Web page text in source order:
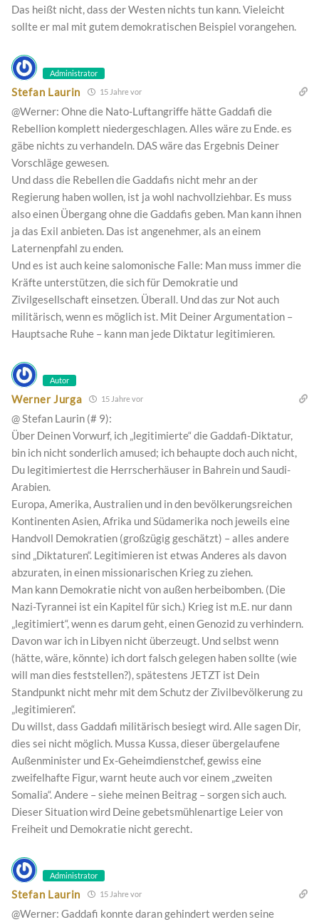
Das heißt nicht, dass der Westen nichts tun kann. Vieleicht
sollte er mal mit gutem demokratischen Beispiel vorangehen.
Administrator
Stefan Laurin 15 Jahre vor
@Werner: Ohne die Nato-Luftangriffe hätte Gaddafi die
Rebellion komplett niedergeschlagen. Alles wäre zu Ende. es
gäbe nichts zu verhandeln. DAS wäre das Ergebnis Deiner
Vorschläge gewesen.
Und dass die Rebellen die Gaddafis nicht mehr an der
Regierung haben wollen, ist ja wohl nachvollziehbar. Es muss
also einen Übergang ohne die Gaddafis geben. Man kann ihnen
ja das Exil anbieten. Das ist angenehmer, als an einem
Laternenpfahl zu enden.
Und es ist auch keine salomonische Falle: Man muss immer die
Kräfte unterstützen, die sich für Demokratie und
Zivilgesellschaft einsetzen. Überall. Und das zur Not auch
militärisch, wenn es möglich ist. Mit Deiner Argumentation –
Hauptsache Ruhe – kann man jede Diktatur legitimieren.
Autor
Werner Jurga 15 Jahre vor
@ Stefan Laurin (# 9):
Über Deinen Vorwurf, ich „legitimierte“ die Gaddafi-Diktatur,
bin ich nicht sonderlich amused; ich behaupte doch auch nicht,
Du legitimiertest die Herrscherhäuser in Bahrein und Saudi-
Arabien.
Europa, Amerika, Australien und in den bevölkerungsreichen
Kontinenten Asien, Afrika und Südamerika noch jeweils eine
Handvoll Demokratien (großzügig geschätzt) – alles andere
sind „Diktaturen“. Legitimieren ist etwas Anderes als davon
abzuraten, in einen missionarischen Krieg zu ziehen.
Man kann Demokratie nicht von außen herbeibomben. (Die
Nazi-Tyrannei ist ein Kapitel für sich.) Krieg ist m.E. nur dann
„legitimiert“, wenn es darum geht, einen Genozid zu verhindern.
Davon war ich in Libyen nicht überzeugt. Und selbst wenn
(hätte, wäre, könnte) ich dort falsch gelegen haben sollte (wie
will man dies feststellen?), spätestens JETZT ist Dein
Standpunkt nicht mehr mit dem Schutz der Zivilbevölkerung zu
„legitimieren“.
Du willst, dass Gaddafi militärisch besiegt wird. Alle sagen Dir,
dies sei nicht möglich. Mussa Kussa, dieser übergelaufene
Außenminister und Ex-Geheimdienstchef, gewiss eine
zweifelhafte Figur, warnt heute auch vor einem „zweiten
Somalia“. Andere – siehe meinen Beitrag – sorgen sich auch.
Dieser Situation wird Deine gebetsmühlenartige Leier von
Freiheit und Demokratie nicht gerecht.
Administrator
Stefan Laurin 15 Jahre vor
@Werner: Gaddafi konnte daran gehindert werden seine